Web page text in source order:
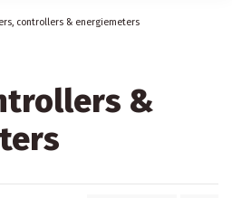
controllers & energiemeters
&